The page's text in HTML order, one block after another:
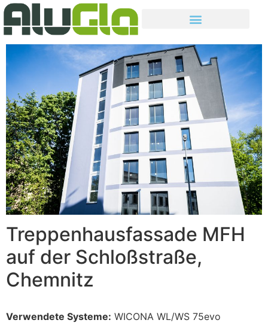
Treppenhausfassade MFH
auf der Schloßstraße,
Chemnitz
Verwendete Systeme: WICONA WL/WS 75evo